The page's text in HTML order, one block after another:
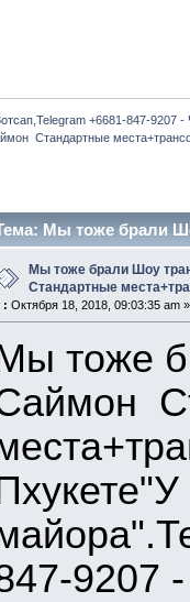
+6681-847-9207 -
Стандартные
Мы тоже брали
Мы тоже брали Шоу
Стандартные
: Октября 18, 2018, 09:03:35 am »
тоже
9207